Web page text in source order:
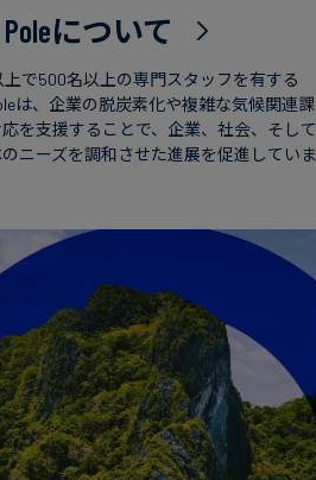
Poleについて
上で500名以上の専門スタッフを有する
は、企業の脱炭素化や複雑な気候関連課
を支援することで、企業、社会、そして
ニーズを調和させた進展を促進していま